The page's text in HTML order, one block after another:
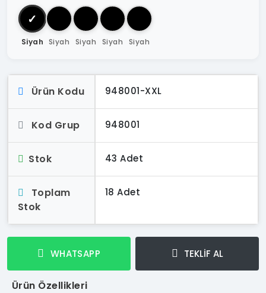
✓
Siyah Siyah Siyah Siyah Siyah
Ürün Kodu 948001-XXL
Kod Grup 948001
Stok 43 Adet
Toplam
Stok
18 Adet
WHATSAPP TEKLİF AL
Ürün Özellikleri